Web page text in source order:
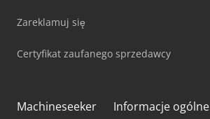
Zareklamuj się
Certyfikat zaufanego sprzedawcy
Machineseeker Informacje ogólne